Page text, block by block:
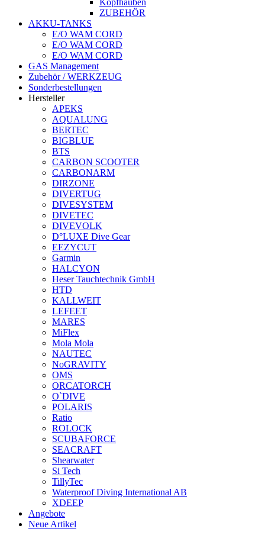
Kopfhauben
ZUBEHÖR
AKKU-TANKS
E/O WAM CORD
E/O WAM CORD
E/O WAM CORD
GAS Management
Zubehör / WERKZEUG
Sonderbestellungen
Hersteller
APEKS
AQUALUNG
BERTEC
BIGBLUE
BTS
CARBON SCOOTER
CARBONARM
DIRZONE
DIVERTUG
DIVESYSTEM
DIVETEC
DIVEVOLK
D°LUXE Dive Gear
EEZYCUT
Garmin
HALCYON
Heser Tauchtechnik GmbH
HTD
KALLWEIT
LEFEET
MARES
MiFlex
Mola Mola
NAUTEC
NoGRAVITY
OMS
ORCATORCH
O`DIVE
POLARIS
Ratio
ROLOCK
SCUBAFORCE
SEACRAFT
Shearwater
Si Tech
TillyTec
Waterproof Diving International AB
XDEEP
Angebote
Neue Artikel